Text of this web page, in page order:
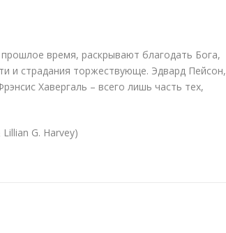
время, раскрывают благодать Бога,
и страдания торжествующе. Эдвард Пейсон,
Хавергаль – всего лишь часть тех,
G. Harvey)